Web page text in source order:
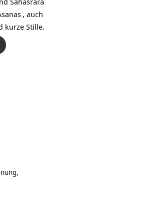
, auch
kurze Stille.